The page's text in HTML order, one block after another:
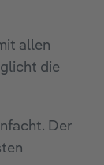
allen
die
Der